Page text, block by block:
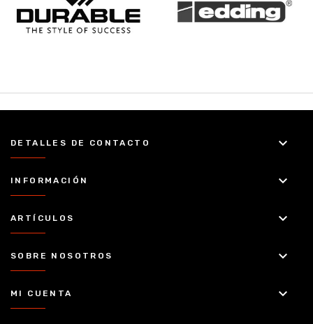
DETALLES DE CONTACTO keyboard_arrow_down
INFORMACIÓN keyboard_arrow_down
ARTÍCULOS keyboard_arrow_down
SOBRE NOSOTROS keyboard_arrow_down
MI CUENTA keyboard_arrow_down